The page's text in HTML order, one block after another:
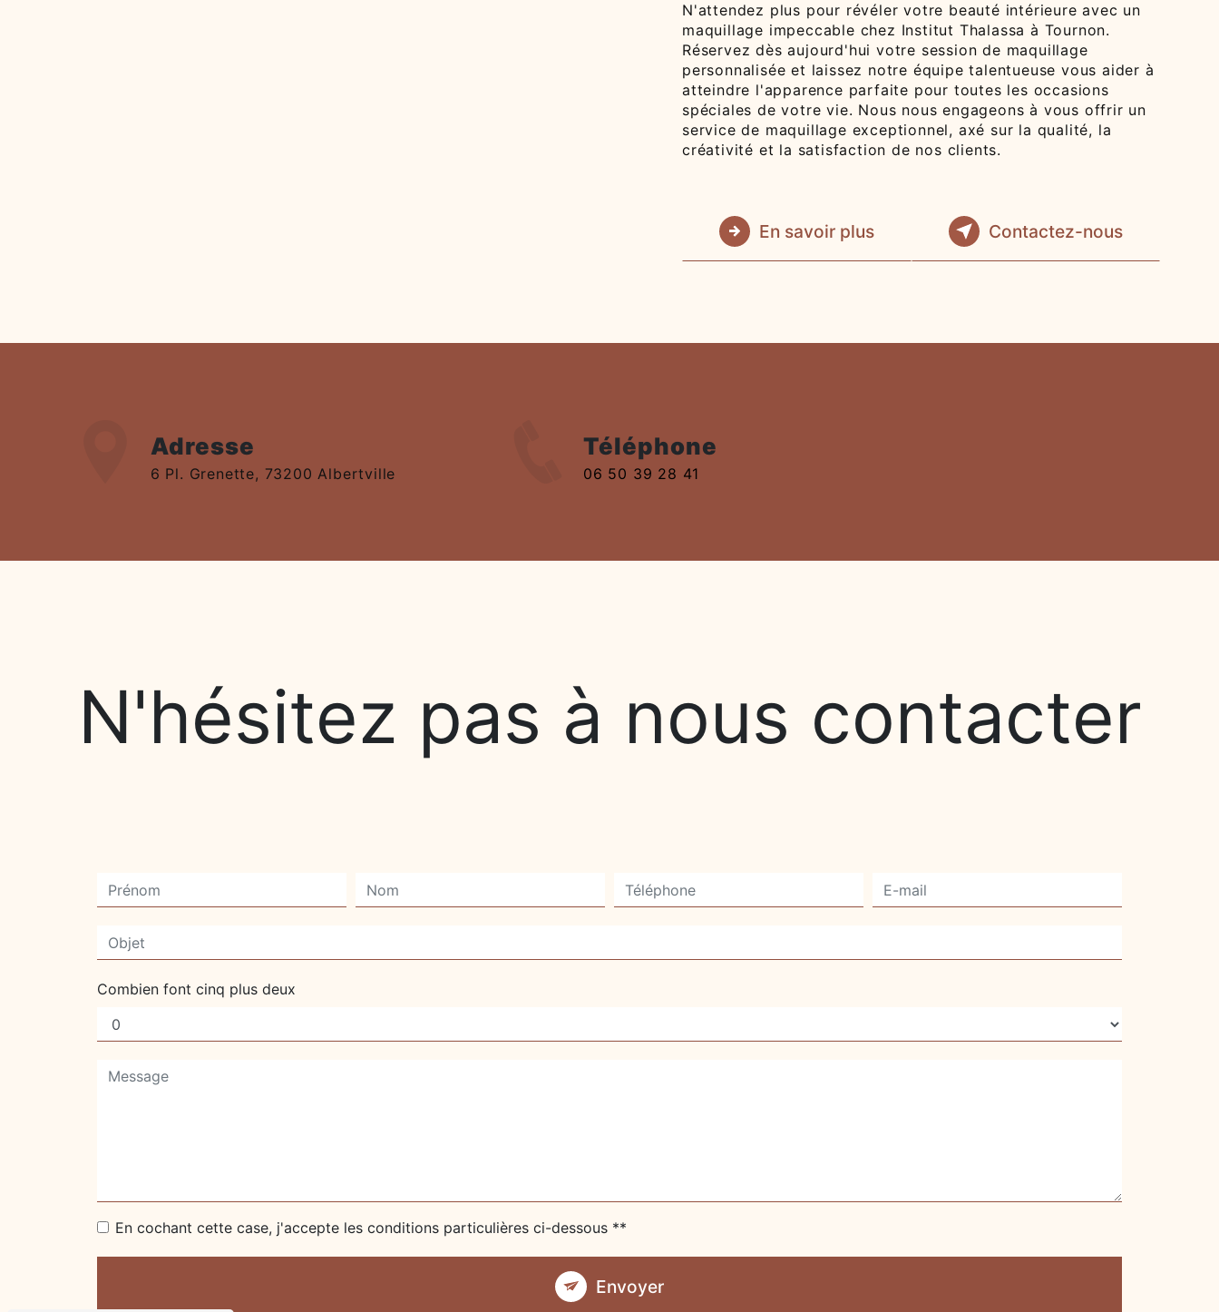
N'attendez plus pour révéler votre beauté intérieure avec un
maquillage impeccable chez Institut Thalassa à Tournon.
Réservez dès aujourd'hui votre session de maquillage
personnalisée et laissez notre équipe talentueuse vous aider à
atteindre l'apparence parfaite pour toutes les occasions
spéciales de votre vie. Nous nous engageons à vous offrir un
service de maquillage exceptionnel, axé sur la qualité, la
créativité et la satisfaction de nos clients.
En savoir plus Contactez-nous
Adresse
6 Pl. Grenette, 73200 Albertville
Téléphone
06 50 39 28 41
N'hésitez pas à nous contacter
Combien font cinq plus deux
En cochant cette case, j'accepte les conditions particulières ci-dessous **
Envoyer